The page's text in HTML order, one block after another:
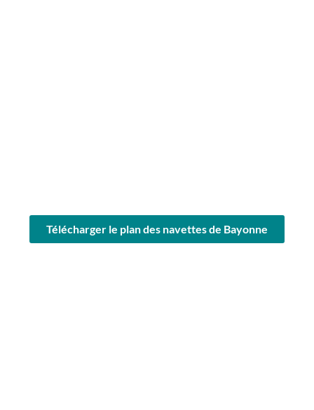
Télécharger le plan des navettes de Bayonne